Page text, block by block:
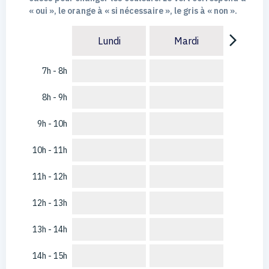
« oui », le orange à « si nécessaire », le gris à « non ».
7h - 8h
8h - 9h
9h - 10h
10h - 11h
11h - 12h
12h - 13h
13h - 14h
14h - 15h
Lundi Mardi arrow_forward_ios